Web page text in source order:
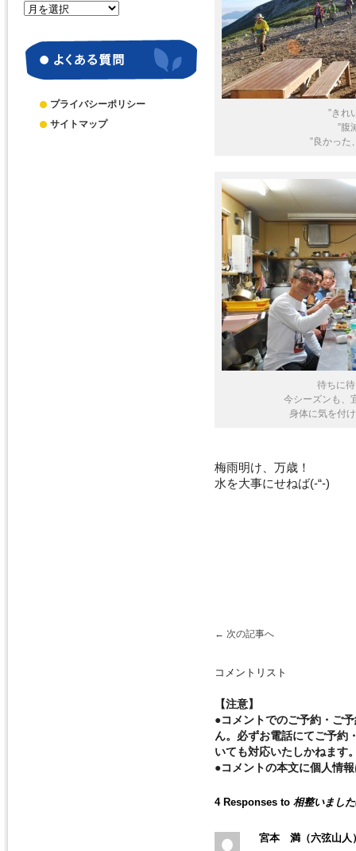
”きれ
”腹
”良かった
待ちに
今シーズンも、
身体に気を付
梅雨明け、万歳！
水を大事にせねば(-“-)
← 次の記事へ
コメントリスト
【注意】
●コメントでのご予約・ご
ん。必ずお電話にてご予約
いても対応いたしかねます
●コメントの本文に個人情
4 Responses to 相整いまし
宮本 満（六弦山人
月
ー
カ
プライバシーポリシー
サイトマップ